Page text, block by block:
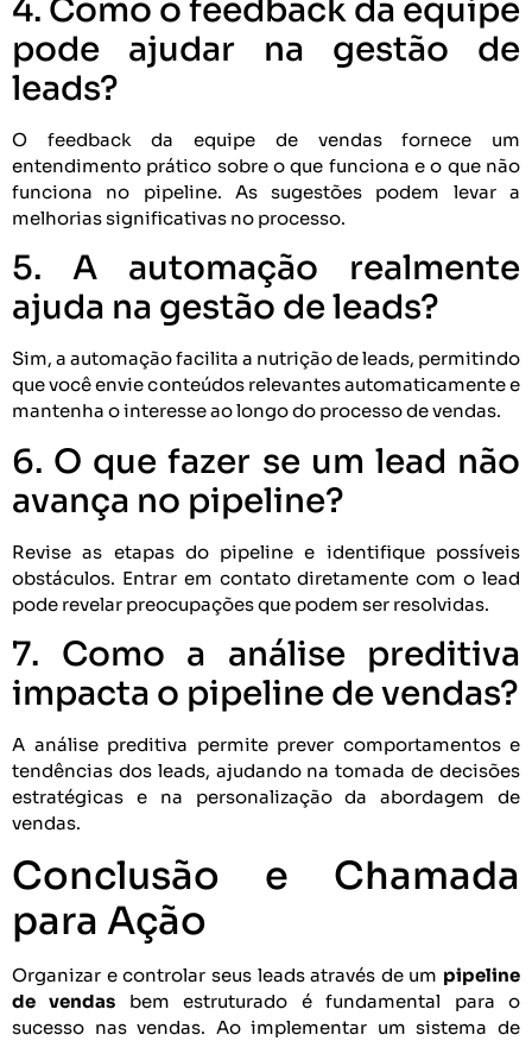
4. Como o feedback da equipe
pode ajudar na gestão de
leads?
O feedback da equipe de vendas fornece um
entendimento prático sobre o que funciona e o que não
funciona no pipeline. As sugestões podem levar a
melhorias significativas no processo.
5. A automação realmente
ajuda na gestão de leads?
Sim, a automação facilita a nutrição de leads, permitindo
que você envie conteúdos relevantes automaticamente e
mantenha o interesse ao longo do processo de vendas.
6. O que fazer se um lead não
avança no pipeline?
Revise as etapas do pipeline e identifique possíveis
obstáculos. Entrar em contato diretamente com o lead
pode revelar preocupações que podem ser resolvidas.
7. Como a análise preditiva
impacta o pipeline de vendas?
A análise preditiva permite prever comportamentos e
tendências dos leads, ajudando na tomada de decisões
estratégicas e na personalização da abordagem de
vendas.
Conclusão e Chamada
para Ação
Organizar e controlar seus leads através de um pipeline
de vendas bem estruturado é fundamental para o
sucesso nas vendas. Ao implementar um sistema de